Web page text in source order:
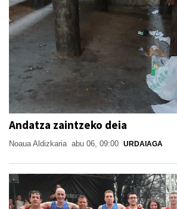
Andatza zaintzeko deia
Noaua Aldizkaria abu 06, 09:00 URDAIAGA